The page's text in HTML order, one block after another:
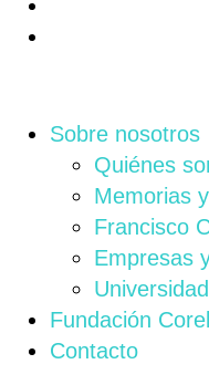
Sobre nosotros
Quiénes
Memorias
Francisco
Empresas
Fundación
Contacto